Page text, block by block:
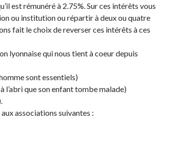
est rémunéré à 2.75%. Sur ces intérêts vous
ou institution ou répartir à deux ou quatre
fait le choix de reverser ces intérêts à ces
lyonnaise qui nous tient à coeur depuis
sont essentiels)
l’abri que son enfant tombe malade)
associations suivantes :